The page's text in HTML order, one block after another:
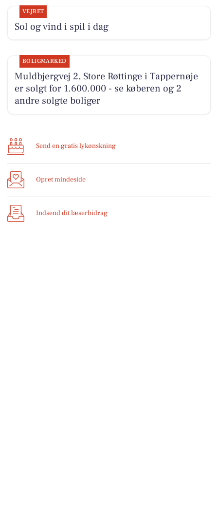
VEJRET
Sol og vind i spil i dag
BOLIGMARKED
Muldbjergvej 2, Store Røttinge i Tappernøje
er solgt for 1.600.000 - se køberen og 2
andre solgte boliger
Send en gratis lykønskning
Opret mindeside
Indsend dit læserbidrag